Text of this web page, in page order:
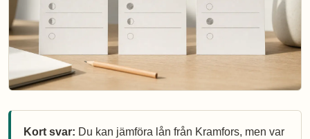
Kort svar: Du kan jämföra lån från Kramfors, men var